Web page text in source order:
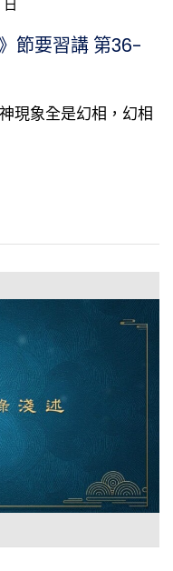
節要習講 第36-
現象全是幻相，幻相